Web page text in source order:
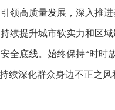
领高质量发展，深入推
续提升城市软实力和区
全底线。始终保持“时时
续深化群众身边不正之